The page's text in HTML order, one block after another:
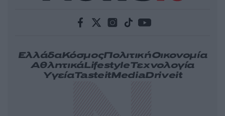
ΕλλάδαΚόσμοςΠολιτικήΟικονομία
ΑθλητικάLifestyleΤεχνολογία
ΥγείαTasteitMediaDriveit